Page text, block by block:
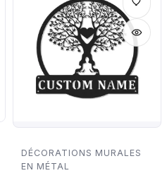
DÉCORATIONS MURALES
EN MÉTAL